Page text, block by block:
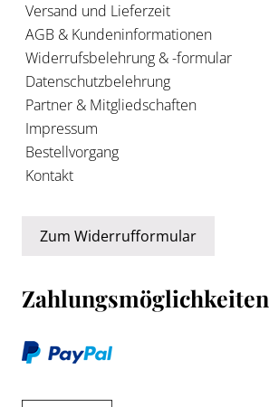
a
g
:
Versand und Lieferzeit
AGB & Kundeninformationen
Widerrufsbelehrung & -formular
Datenschutzbelehrung
Partner & Mitgliedschaften
Impressum
Bestellvorgang
Kontakt
Zum Widerrufformular
Zahlungsmöglichkeiten